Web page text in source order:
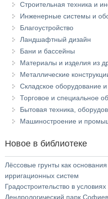
Строительная техника и
Инженерные системы и
Благоустройство
Ландшафтный дизайн
Бани и бассейны
Материалы и изделия из
Металлические
Складское оборудование и
Торговое и специальное
Бытовая техника,
Машиностроение и
Новое в библиотеке
Лёссовые грунты как
ирригационных систем
Градостроительство в
Дендрологический парк